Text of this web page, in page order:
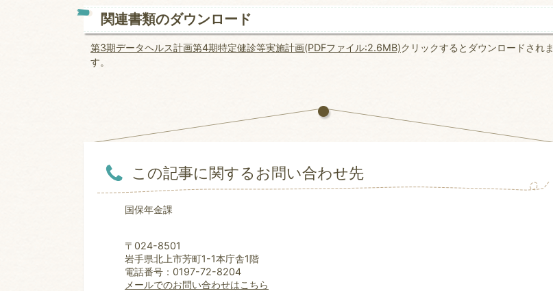
関連書類のダウンロード
第3期データヘルス計画第4期特定健診等実施計画(PDFファイル:2.6MB)クリックするとダウンロードされま
す。
この記事に関するお問い合わせ先
国保年金課
〒024-8501
岩手県北上市芳町1-1本庁舎1階
電話番号：0197-72-8204
メールでのお問い合わせはこちら